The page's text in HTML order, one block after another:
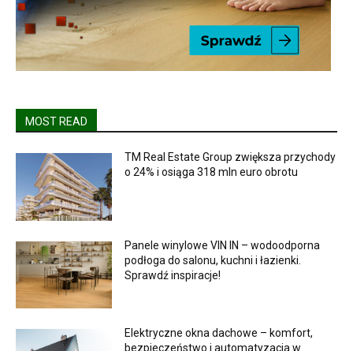
MOST READ
TM Real Estate Group zwiększa przychody
o 24% i osiąga 318 mln euro obrotu
Panele winylowe VIN IN – wodoodporna
podłoga do salonu, kuchni i łazienki.
Sprawdź inspiracje!
Elektryczne okna dachowe – komfort,
bezpieczeństwo i automatyzacja w